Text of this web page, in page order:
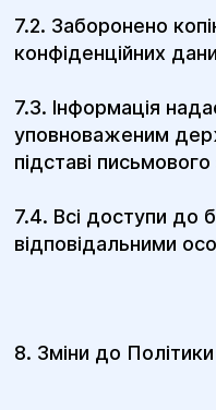
7.2. Заборонено
конфіденційних
7.3. Інформація
уповноваженим
підставі письмового
7.4. Всі доступи до
відповідальними
8. Зміни до